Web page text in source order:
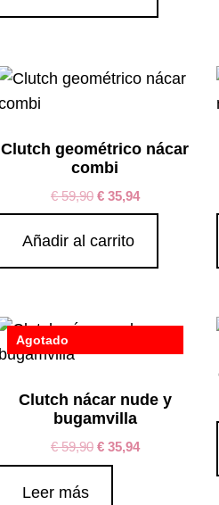
Clutch geométrico nácar
combi
€59,90 €35,94
Añadir al carrito
Agotado
Clutch nácar nude y
bugamvilla
€59,90 €35,94
Leer más